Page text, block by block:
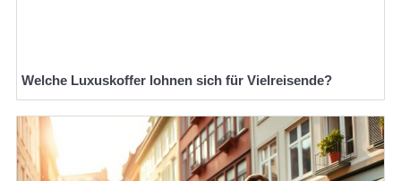
Welche Luxuskoffer lohnen sich für Vielreisende?